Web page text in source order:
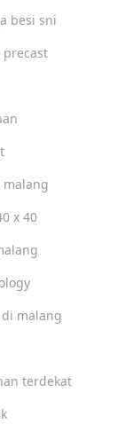
besi sni
x 40
malang
terdekat